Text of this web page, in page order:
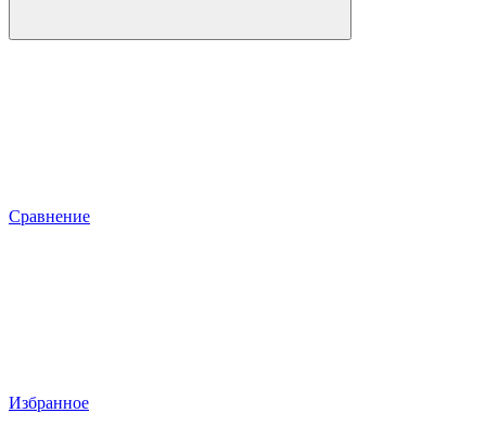
Сравнение
Избранное